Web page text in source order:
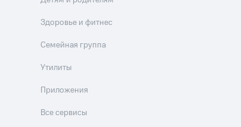
Здоровье и фитнес
Семейная группа
Утилиты
Приложения
Все сервисы